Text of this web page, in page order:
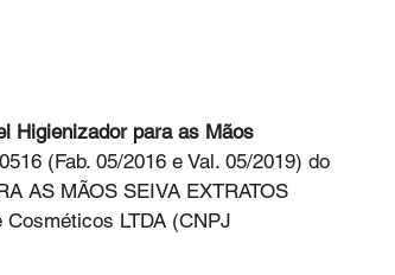
Higienizador para as Mãos
(Fab. 05/2016 e Val. 05/2019) do
AS MÃOS SEIVA EXTRATOS
LTDA (CNPJ